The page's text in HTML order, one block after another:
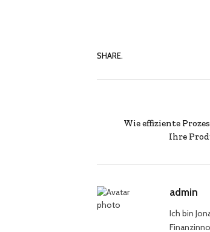
SHARE.
Wie effiziente
Ihre
admin
Ich bin